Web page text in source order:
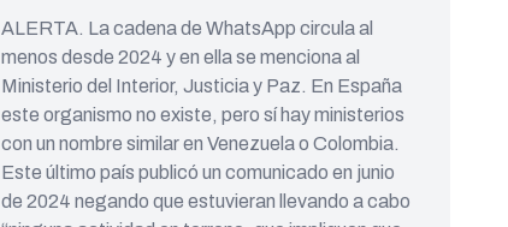
ALERTA. La cadena de WhatsApp circula al
menos desde 2024 y en ella se menciona al
Ministerio del Interior, Justicia y Paz. En España
este organismo no existe, pero sí hay ministerios
con un nombre similar en Venezuela o Colombia.
Este último país publicó un comunicado en junio
de 2024 negando que estuvieran llevando a cabo